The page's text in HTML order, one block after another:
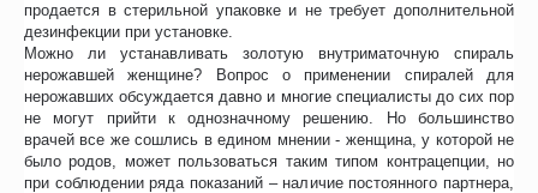
продается в стерильной упаковке и не требует дополнительной
дезинфекции при установке.
Можно ли устанавливать золотую внутриматочную спираль
нерожавшей женщине? Вопрос о применении спиралей для
нерожавших обсуждается давно и многие специалисты до сих пор
не могут прийти к однозначному решению. Но большинство
врачей все же сошлись в едином мнении - женщина, у которой не
было родов, может пользоваться таким типом контрацепции, но
при соблюдении ряда показаний – наличие постоянного партнера,